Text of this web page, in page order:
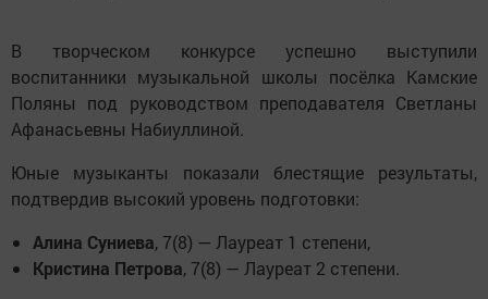
В творческом конкурсе успешно выступили
воспитанники музыкальной школы посёлка Камские
Поляны под руководством преподавателя Светланы
Афанасьевны Набиуллиной.
Юные музыканты показали блестящие результаты,
подтвердив высокий уровень подготовки:
Алина Суниева, 7(8) — Лауреат 1 степени,
Кристина Петрова, 7(8) — Лауреат 2 степени.